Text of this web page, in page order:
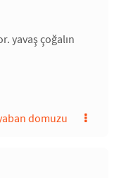
yavaş çoğalın
domuzu